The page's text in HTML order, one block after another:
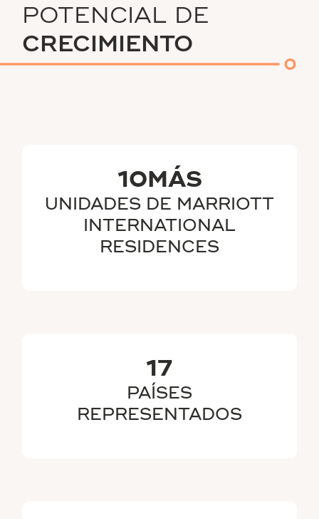
POTENCIAL DE
CRECIMIENTO
10MÁS
UNIDADES DE MARRIOTT
INTERNATIONAL
RESIDENCES
17
PAÍSES
REPRESENTADOS